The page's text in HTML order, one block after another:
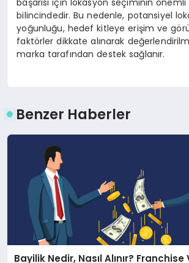
bilincindedir. Bu nedenle, potansiyel
yoğunluğu, hedef kitleye erişim ve
faktörler dikkate alınarak
marka tarafından destek sağlanır.
Benzer Haberler
Bayilik Nedir, Nasıl Alınır?